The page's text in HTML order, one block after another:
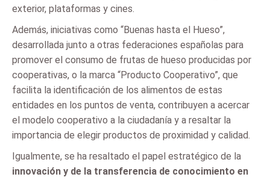
exterior, plataformas y cines.
Además, iniciativas como “Buenas hasta el Hueso”,
desarrollada junto a otras federaciones españolas para
promover el consumo de frutas de hueso producidas por
cooperativas, o la marca “Producto Cooperativo”, que
facilita la identificación de los alimentos de estas
entidades en los puntos de venta, contribuyen a acercar
el modelo cooperativo a la ciudadanía y a resaltar la
importancia de elegir productos de proximidad y calidad.
Igualmente, se ha resaltado el papel estratégico de la
innovación y de la transferencia de conocimiento en